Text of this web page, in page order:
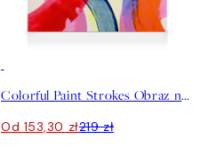
Colorful Paint Strokes Obraz na płótnie
Od 153,30 zł219 zł